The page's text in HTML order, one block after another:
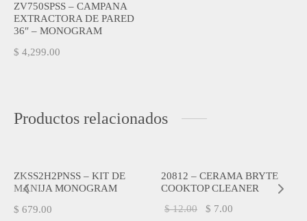
ZV750SPSS – CAMPANA
EXTRACTORA DE PARED
36″ – MONOGRAM
$ 4,299.00
Productos relacionados
ZKSS2H2PNSS – KIT DE
MANIJA MONOGRAM
$ 679.00
20812 – CERAMA BRYTE
COOKTOP CLEANER
$12.00
El
$ 7.00